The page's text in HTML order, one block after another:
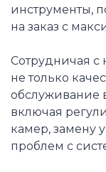
инструменты,
на заказ с
Сотрудничая с
не только
обслуживание
включая
камер, замену
проблем с